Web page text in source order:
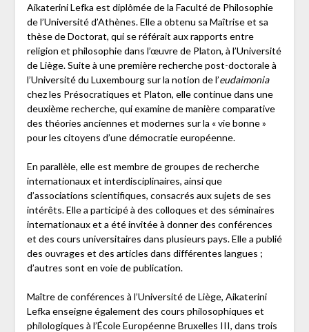
Aikaterini Lefka est diplômée de la Faculté de Philosophie
de l’Université d’Athènes. Elle a obtenu sa Maîtrise et sa
thèse de Doctorat, qui se référait aux rapports entre
religion et philosophie dans l’œuvre de Platon, à l’Université
de Liège. Suite à une première recherche post-doctorale à
l’Université du Luxembourg sur la notion de l’eudaimonia
chez les Présocratiques et Platon, elle continue dans une
deuxième recherche, qui examine de manière comparative
des théories anciennes et modernes sur la « vie bonne »
pour les citoyens d’une démocratie européenne.
En parallèle, elle est membre de groupes de recherche
internationaux et interdisciplinaires, ainsi que
d’associations scientifiques, consacrés aux sujets de ses
intérêts. Elle a participé à des colloques et des séminaires
internationaux et a été invitée à donner des conférences
et des cours universitaires dans plusieurs pays. Elle a publié
des ouvrages et des articles dans différentes langues ;
d’autres sont en voie de publication.
Maître de conférences à l’Université de Liège, Aikaterini
Lefka enseigne également des cours philosophiques et
philologiques à l’École Européenne Bruxelles III, dans trois